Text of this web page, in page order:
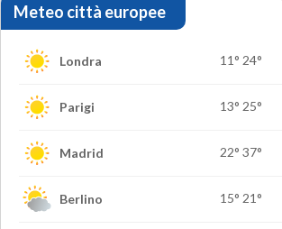
Meteo città europee
Londra 11° 24°
Parigi 13° 25°
Madrid 22° 37°
Berlino 15° 21°